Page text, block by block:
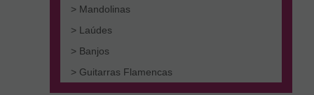
> Mandolinas
> Laúdes
> Banjos
> Guitarras Flamencas